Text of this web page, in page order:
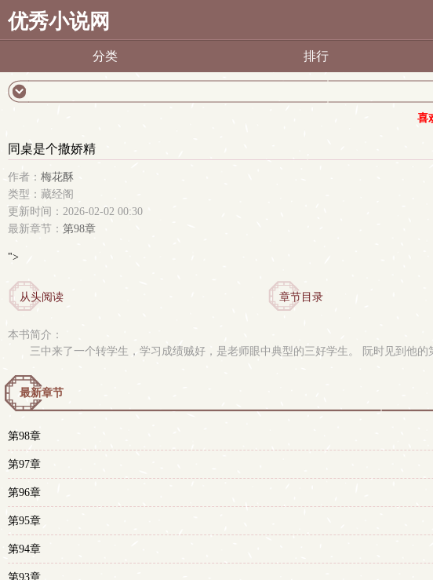
优秀小说网
分类 排行
喜
同桌是个撒娇精
作者： 梅花酥
类型：藏经阁
更新时间：2026-02-02 00:30
最新章节： 第98章
">
从头阅读 章节目录
本书简介：
三中来了一个转学生，学习成绩贼好，是老师眼中典型的三好学生。 阮时见到他
最新章节
第98章
第97章
第96章
第95章
第94章
第93章